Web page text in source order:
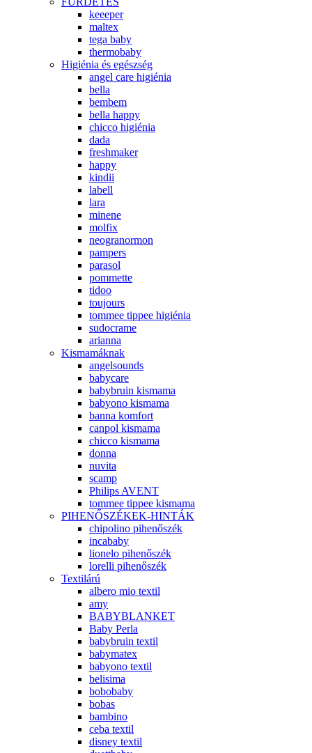
keeeper
maltex
tega baby
thermobaby
Higiénia és egészség
angel care higiénia
bella
bembem
bella happy
chicco higiénia
dada
freshmaker
happy
kindii
labell
lara
minene
molfix
neogranormon
pampers
parasol
pommette
tidoo
toujours
tommee tippee higiénia
sudocrame
arianna
Kismamáknak
angelsounds
babycare
babybruin kismama
babyono kismama
banna komfort
canpol kismama
chicco kismama
donna
nuvita
scamp
Philips AVENT
tommee tippee kismama
PIHENŐSZÉKEK-HINTÁK
chipolino pihenőszék
incababy
lionelo pihenőszék
lorelli pihenőszék
Textilárú
albero mio textil
amy
BABYBLANKET
Baby Perla
babybruin textil
babymatex
babyono textil
belisima
bobobaby
bobas
bambino
ceba textil
disney textil